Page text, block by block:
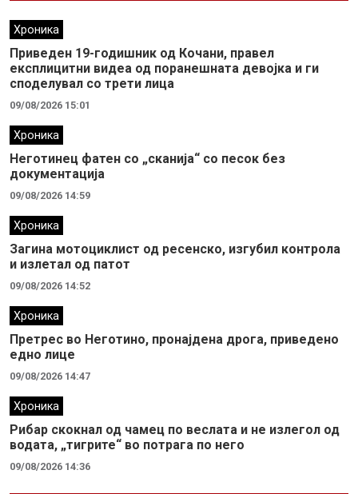
Хроника
Приведен 19-годишник од Кочани, правел
експлицитни видеа од поранешната девојка и ги
споделувал со трети лица
09/08/2026 15:01
Хроника
Неготинец фатен со „сканија“ со песок без
документација
09/08/2026 14:59
Хроника
Загина мотоциклист од ресенско, изгубил контрола
и излетал од патот
09/08/2026 14:52
Хроника
Претрес во Неготино, пронајдена дрога, приведено
едно лице
09/08/2026 14:47
Хроника
Рибар скокнал од чамец по веслата и не излегол од
водата, „тигрите“ во потрага по него
09/08/2026 14:36